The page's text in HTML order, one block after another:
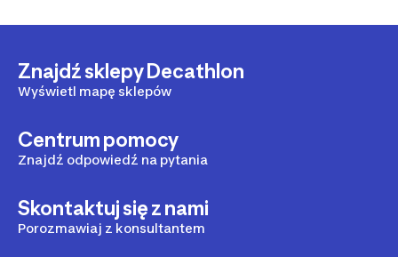
Znajdź sklepy Decathlon
Wyświetl mapę sklepów
Centrum pomocy
Znajdź odpowiedź na pytania
Skontaktuj się z nami
Porozmawiaj z konsultantem